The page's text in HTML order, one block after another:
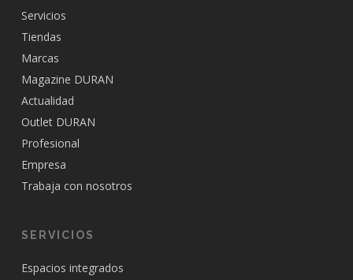
Servicios
Tiendas
Marcas
Magazine DURAN
Actualidad
Outlet DURAN
Profesional
Empresa
Trabaja con nosotros
SERVICIOS
Espacios integrados